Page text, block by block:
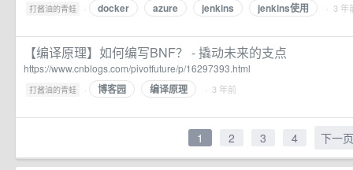
打酱油的青蛙 · docker azure jenkins jenkins使用 · 3 年
【编译原理】如何编写BNF？ - 撬动未来的支点
https://www.cnblogs.com/pivotfuture/p/16297393.html
打酱油的青蛙 · 博客园 编译原理 · 3 年前
1 2 3 4 下一页